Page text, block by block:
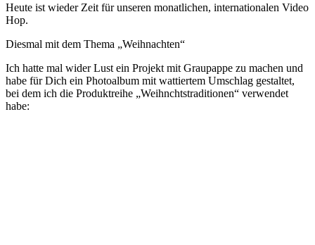
Heute ist wieder Zeit für unseren monatlichen, internationalen Video
Hop.
Diesmal mit dem Thema „Weihnachten“
Ich hatte mal wider Lust ein Projekt mit Graupappe zu machen und
habe für Dich ein Photoalbum mit wattiertem Umschlag gestaltet,
bei dem ich die Produktreihe „Weihnchtstraditionen“ verwendet
habe: